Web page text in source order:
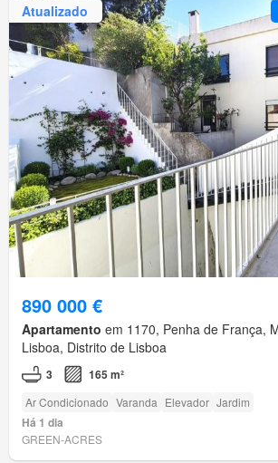
Atualizado
890 000 €
Apartamento em 1170, Penha de França,
Lisboa, Distrito de Lisboa
3 165 m²
Ar Condicionado Varanda Elevador Jardim
Há 1 dia
GREEN-ACRES